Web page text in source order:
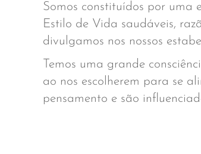
Somos constituídos por uma
Estilo de Vida saudáveis,
divulgamos nos nossos
Temos uma grande
ao nos escolherem para se
pensamento e são